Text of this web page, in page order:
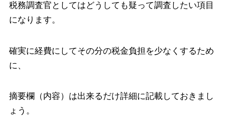
税務調査官としてはどうしても疑って調査したい項目
になります。
確実に経費にしてその分の税金負担を少なくするため
に、
摘要欄（内容）は出来るだけ詳細に記載しておきまし
ょう。